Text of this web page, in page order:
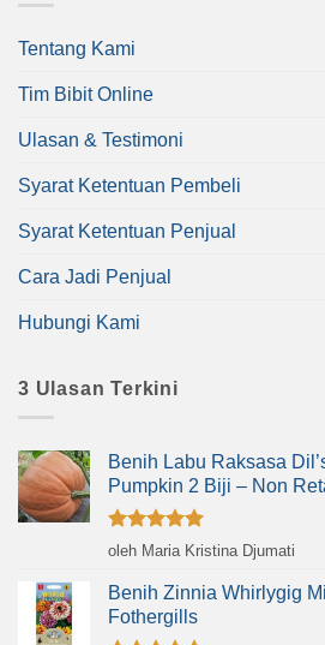
Tentang Kami
Tim Bibit Online
Ulasan & Testimoni
Syarat Ketentuan Pembeli
Syarat Ketentuan Penjual
Cara Jadi Penjual
Hubungi Kami
3 Ulasan Terkini
Benih Labu Raksasa
Pumpkin 2 Biji – Non
Dinilai5
oleh Maria Kristina Djumati
Benih Zinnia Whirlygig
Fothergills